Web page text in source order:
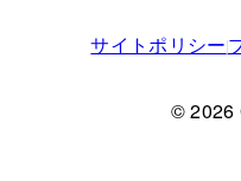
サイトポリシー
© 2026